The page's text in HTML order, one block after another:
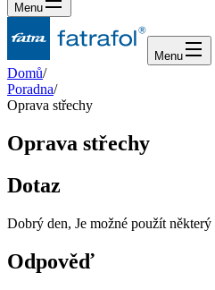
Menu
Menu
Domů/
Poradna/
Oprava střechy
Oprava střechy
Dotaz
Dobrý den, Je možné použít
Odpověď